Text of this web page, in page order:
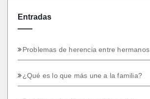
Entradas
Problemas de herencia entre hermanos
¿Qué es lo que más une a la familia?